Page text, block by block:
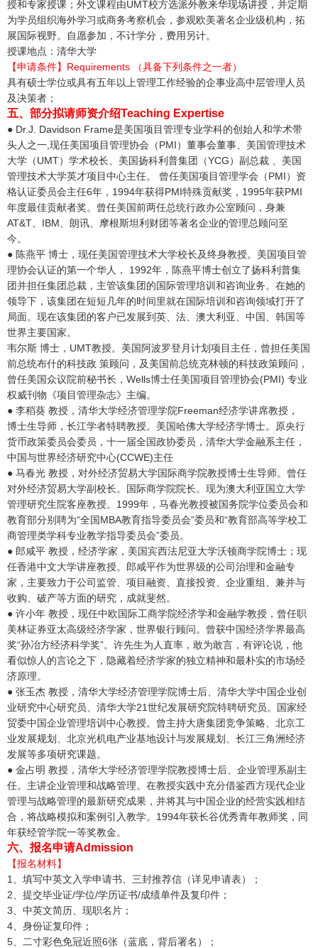
授和专家授课；外文课程由UMT校方选派外教来华现场讲授，并定期
为学员组织海外学习或商务考察机会，参观欧美著名企业级机构，拓
展国际视野。自愿参加，不计学分，费用另计。
授课地点：清华大学
【申请条件】Requirements （具备下列条件之一者）
具有硕士学位或具有五年以上管理工作经验的企事业高中层管理人员
及决策者；
五、部分拟请师资介绍Teaching Expertise
● Dr.J. Davidson Frame是美国项目管理专业学科的创始人和学术带
头人之一,现任美国项目管理协会（PMI）董事会董事、美国管理技术
大学（UMT）学术校长、美国扬科利普集团（YCG）副总裁 、美国
管理技术大学英才项目中心主任。 曾任美国项目管理学会（PMI）资
格认证委员会主任6年，1994年获得PMI特殊贡献奖，1995年获PMI
年度最佳贡献者奖。曾任美国前两任总统行政办公室顾问，身兼
AT&T、IBM、朗讯、摩根斯坦利财团等著名企业的管理总顾问至
今。
● 陈燕平 博士，现任美国管理技术大学校长及终身教授。美国项目管
理协会认证的第一个华人， 1992年，陈燕平博士创立了扬科利普集
团并担任集团总裁，主管该集团的国际管理培训和咨询业务。在她的
领导下，该集团在短短几年的时间里就在国际培训和咨询领域打开了
局面。现在该集团的客户已发展到英、法、澳大利亚、中国、韩国等
世界主要国家。
韦尔斯 博士，UMT教授。美国阿波罗登月计划项目主任，曾担任美国
前总统布什的科技政 策顾问，及美国前总统克林顿的科技政策顾问，
曾任美国众议院前秘书长，Wells博士任美国项目管理协会(PMI) 专业
权威刊物《项目管理杂志》主编。
● 李稻葵 教授，清华大学经济管理学院Freeman经济学讲席教授，
博士生导师，长江学者特聘教授。美国哈佛大学经济学博士。原央行
货币政策委员会委员，十一届全国政协委员，清华大学金融系主任，
中国与世界经济研究中心(CCWE)主任
● 马春光 教授，对外经济贸易大学国际商学院教授博士生导师。曾任
对外经济贸易大学副校长。国际商学院院长。现为澳大利亚国立大学
管理研究生院客座教授。1999年，马春光教授被国务院学位委员会和
教育部分别聘为“全国MBA教育指导委员会”委员和“教育部高等学校工
商管理类学科专业教学指导委员会”委员。
● 郎咸平 教授，经济学家，美国宾西法尼亚大学沃顿商学院博士；现
任香港中文大学讲座教授。郎咸平作为世界级的公司治理和金融专
家，主要致力于公司监管、项目融资、直接投资、企业重组、兼并与
收购、破产等方面的研究，成就斐然。
● 许小年 教授，现任中欧国际工商学院经济学和金融学教授，曾任职
美林证券亚太高级经济学家，世界银行顾问。曾获中国经济学界最高
奖“孙冶方经济科学奖”。许先生为人直率，敢为敢言，有评论说，他
看似惊人的言论之下，隐藏着经济学家的独立精神和最朴实的市场经
济原理。
● 张玉杰 教授，清华大学经济管理学院博士后、清华大学中国企业创
业研究中心研究员、清华大学21世纪发展研究院特聘研究员。国家经
贸委中国企业管理培训中心教授。曾主持大唐集团竞争策略、北京工
业发展规划、北京光机电产业基地设计与发展规划、长江三角洲经济
发展等多项研究课题。
● 金占明 教授，清华大学经济管理学院教授博士后、企业管理系副主
任。主讲企业管理和战略管理。在教授实践中充分借鉴西方现代企业
管理与战略管理的最新研究成果，并将其与中国企业的经营实践相结
合，将战略模拟和案例引入教学。1994年获长谷优秀青年教师奖，同
年获经管学院一等奖教金。
六、报名申请Admission
【报名材料】
1、填写中英文入学申请书、三封推荐信（详见申请表）；
2、提交毕业证/学位/学历证书/成绩单件及复印件；
3、中英文简历、现职名片；
4、身份证复印件；
5、二寸彩色免冠近照6张（蓝底，背后署名）；